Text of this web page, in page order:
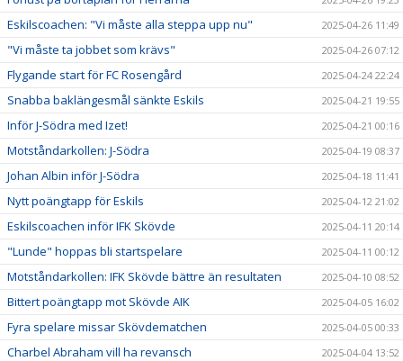
Eskilscoachen: "Vi måste alla steppa upp nu" 2025-04-26 11:49
"Vi måste ta jobbet som krävs" 2025-04-26 07:12
Flygande start för FC Rosengård 2025-04-24 22:24
Snabba baklängesmål sänkte Eskils 2025-04-21 19:55
Inför J-Södra med Izet! 2025-04-21 00:16
Motståndarkollen: J-Södra 2025-04-19 08:37
Johan Albin inför J-Södra 2025-04-18 11:41
Nytt poängtapp för Eskils 2025-04-12 21:02
Eskilscoachen inför IFK Skövde 2025-04-11 20:14
"Lunde" hoppas bli startspelare 2025-04-11 00:12
Motståndarkollen: IFK Skövde bättre än resultaten 2025-04-10 08:52
Bittert poängtapp mot Skövde AIK 2025-04-05 16:02
Fyra spelare missar Skövdematchen 2025-04-05 00:33
Charbel Abraham vill ha revansch 2025-04-04 13:52